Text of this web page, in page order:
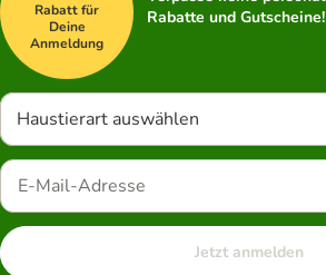
Rabatt für
Deine
Anmeldung
Rabatte und Gutscheine!
Haustierart auswählen
Jetzt anmelden